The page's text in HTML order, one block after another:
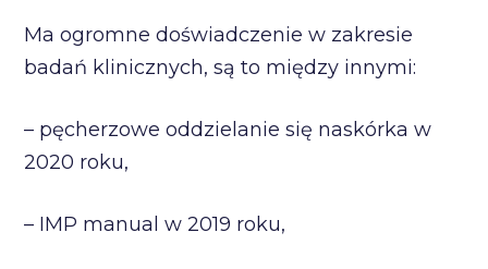
Ma ogromne doświadczenie w zakresie
badań klinicznych, są to między innymi:
– pęcherzowe oddzielanie się naskórka w
2020 roku,
– IMP manual w 2019 roku,